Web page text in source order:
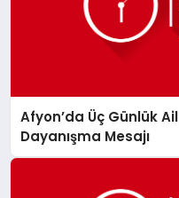
Afyon’da Üç Günlük
Dayanışma Mesajı